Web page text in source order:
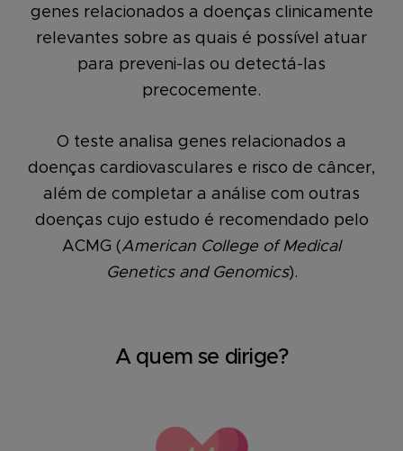
genes relacionados a doenças clinicamente
relevantes sobre as quais é possível atuar
para preveni-las ou detectá-las
precocemente.
O teste analisa genes relacionados a
doenças cardiovasculares e risco de câncer,
além de completar a análise com outras
doenças cujo estudo é recomendado pelo
ACMG (American College of Medical
Genetics and Genomics).
A quem se dirige?